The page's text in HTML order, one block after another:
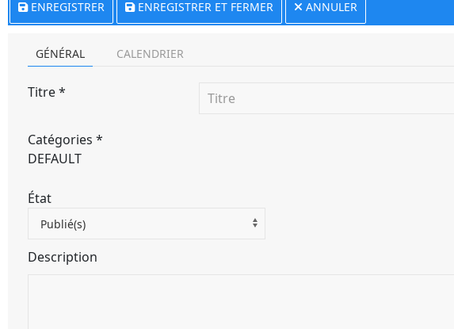
ENREGISTRER ENREGISTRER ET FERMER ANNULER
GÉNÉRAL CALENDRIER
Titre*
Catégories *
DEFAULT
État
Publié(s)
Description